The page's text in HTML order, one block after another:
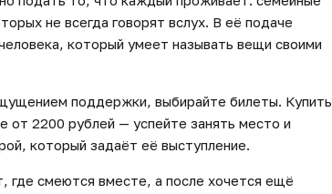
не всегда говорят вслух. В её подаче
который умеет называть вещи своими
поддержки, выбирайте билеты. Купить
2200 рублей — успейте занять место и
который задаёт её выступление.
смеются вместе, а после хочется ещё